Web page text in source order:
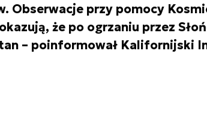
Obserwacje przy pomocy
że po ogrzaniu przez
– poinformował Kalifornijski